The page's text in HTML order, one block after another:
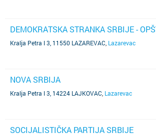
DEMOKRATSKA STRANKA SRBIJE -
Kralja Petra I 3, 11550 LAZAREVAC Lazarevac
NOVA SRBIJA
Kralja Petra I 3, 14224 LAJKOVAC Lazarevac
SOCIJALISTIČKA PARTIJA SRBIJE